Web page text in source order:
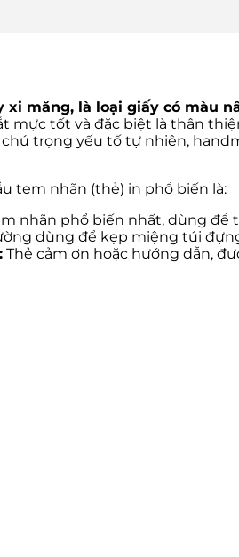
xi măng, là loại giấy có màu
mực tốt và đặc biệt là thân
trọng yếu tố tự nhiên,
tem nhãn (thẻ) in phổ biến là:
nhãn phổ biến nhất, dùng để
dùng để kẹp miệng túi
Thẻ cảm ơn hoặc hướng dẫn,